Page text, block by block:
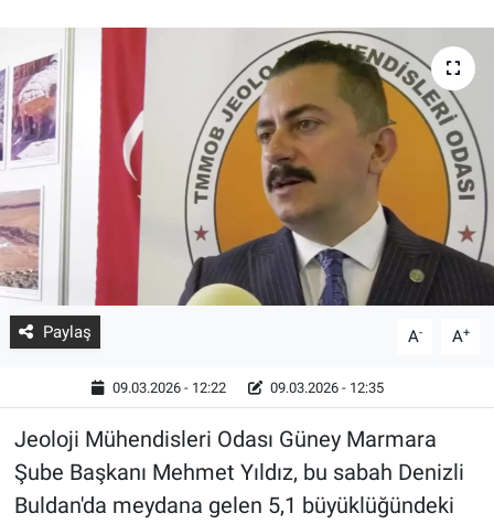
Paylaş A- A+
09.03.2026 - 12:22 09.03.2026 - 12:35
Jeoloji Mühendisleri Odası Güney Marmara
Şube Başkanı Mehmet Yıldız, bu sabah Denizli
Buldan'da meydana gelen 5,1 büyüklüğündeki